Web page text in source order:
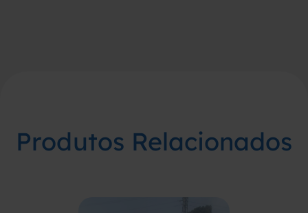
Produtos Relacionados